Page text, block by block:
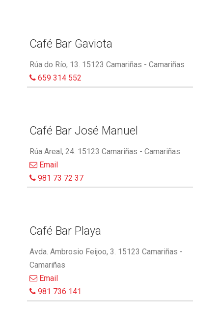
Café Bar Gaviota
Rúa do Río, 13. 15123 Camariñas - Camariñas
659 314 552
Café Bar José Manuel
Rúa Areal, 24. 15123 Camariñas - Camariñas
Email
981 73 72 37
Café Bar Playa
Avda. Ambrosio Feijoo, 3. 15123 Camariñas -
Camariñas
Email
981 736 141